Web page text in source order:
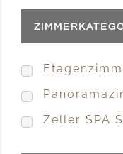
Zeller SPA